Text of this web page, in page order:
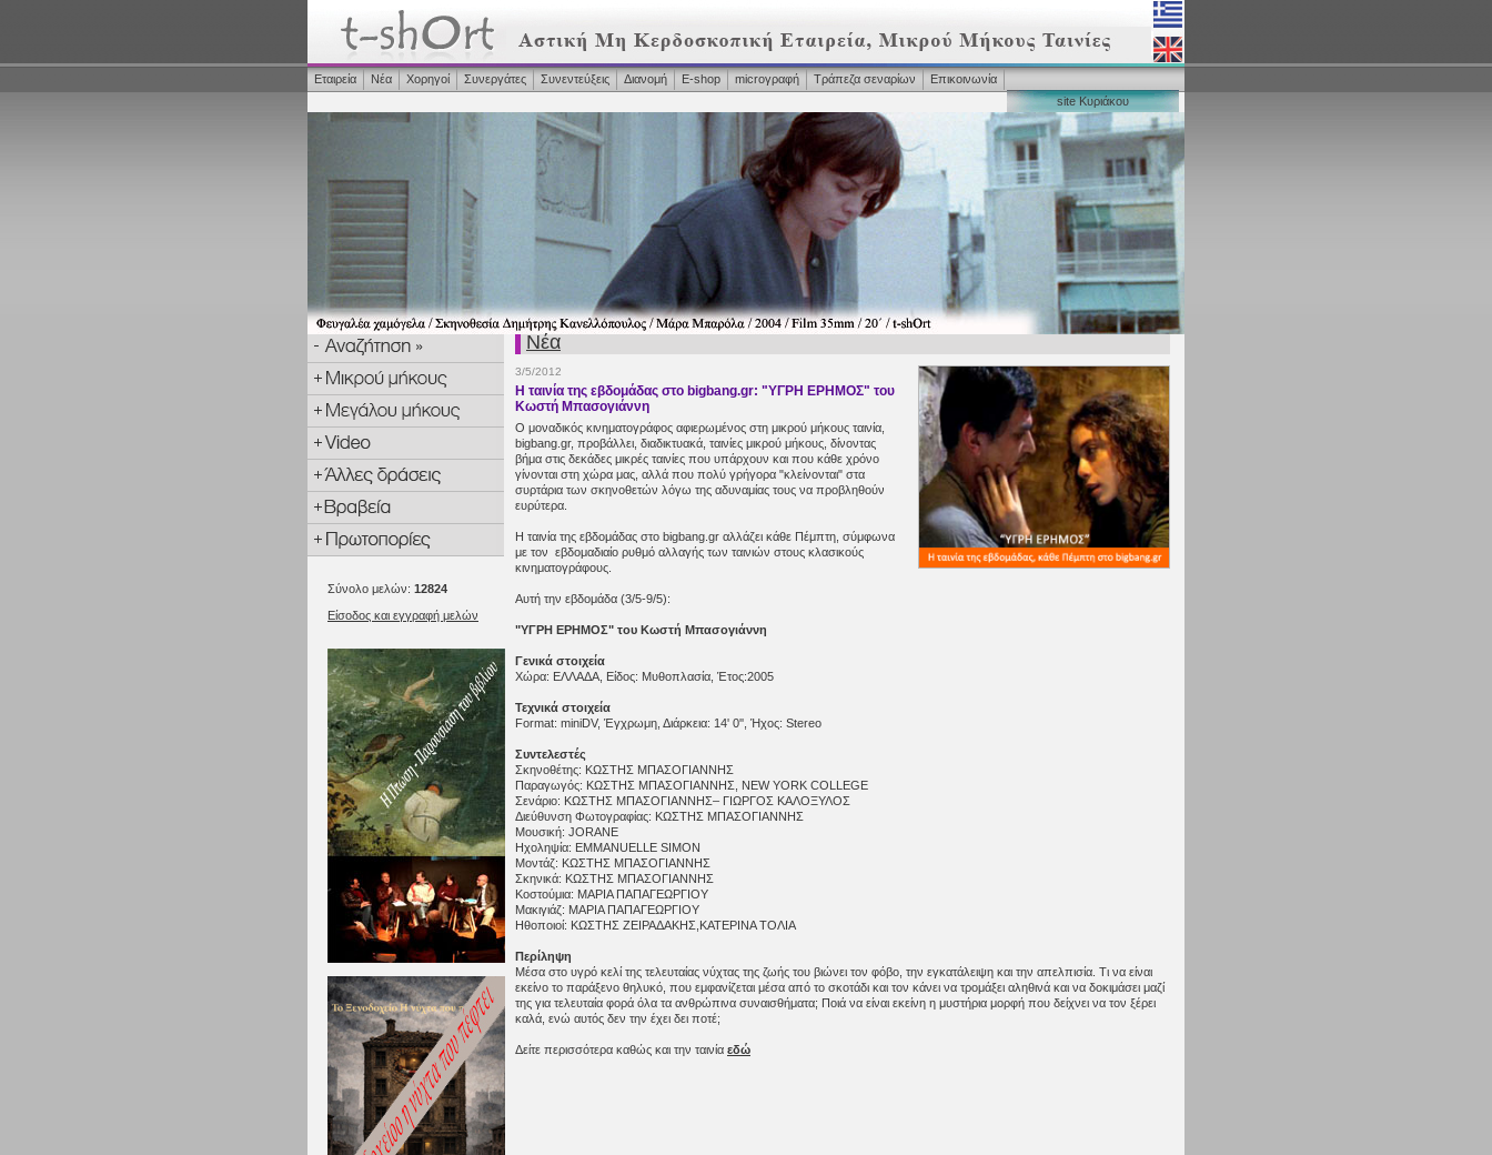
Εταιρεία Νέα Χορηγοί Συνεργάτες Συνεντεύξεις Διανομή Ε-shop microγραφή Τράπεζα σεναρίων
Επικοινωνία
site Κυριάκου
Σύνολο μελών: 12824
Είσοδος και εγγραφή μελών
Νέα
3/5/2012
Η ταινία της εβδομάδας στο bigbang.gr: "ΥΓΡΗ ΕΡΗΜΟΣ" του
Κωστή Μπασογιάννη
Ο μοναδικός κινηματογράφος αφιερωμένος στη μικρού μήκους ταινία,
bigbang.gr, προβάλλει, διαδικτυακά, ταινίες μικρού μήκους, δίνοντας
βήμα στις δεκάδες μικρές ταινίες που υπάρχουν και που κάθε χρόνο
γίνονται στη χώρα μας, αλλά που πολύ γρήγορα "κλείνονται" στα
συρτάρια των σκηνοθετών λόγω της αδυναμίας τους να προβληθούν
ευρύτερα.
Η ταινία της εβδομάδας στο bigbang.gr αλλάζει κάθε Πέμπτη, σύμφωνα
με τον εβδομαδιαίο ρυθμό αλλαγής των ταινιών στους κλασικούς
κινηματογράφους.
Αυτή την εβδομάδα (3/5-9/5):
"ΥΓΡΗ ΕΡΗΜΟΣ" του Κωστή Μπασογιάννη
Γενικά στοιχεία
Xώρα: ΕΛΛΑΔΑ, Είδος: Μυθοπλασία, Έτος:2005
Τεχνικά στοιχεία
Format: miniDV, Έγχρωμη, Διάρκεια: 14' 0'', Ήχος: Stereo
Συντελεστές
Σκηνοθέτης: ΚΩΣΤΗΣ ΜΠΑΣΟΓΙΑΝΝΗΣ
Παραγωγός: ΚΩΣΤΗΣ ΜΠΑΣΟΓΙΑΝΝΗΣ, NEW YORK COLLEGE
Σενάριο: ΚΩΣΤΗΣ ΜΠΑΣΟΓΙΑΝΝΗΣ– ΓΙΩΡΓΟΣ ΚΑΛΟΞΥΛΟΣ
Διεύθυνση Φωτογραφίας: ΚΩΣΤΗΣ ΜΠΑΣΟΓΙΑΝΝΗΣ
Μουσική: JORANE
Ηχοληψία: EMMANUELLE SIMON
Μοντάζ: ΚΩΣΤΗΣ ΜΠΑΣΟΓΙΑΝΝΗΣ
Σκηνικά: ΚΩΣΤΗΣ ΜΠΑΣΟΓΙΑΝΝΗΣ
Κοστούμια: ΜΑΡΙΑ ΠΑΠΑΓΕΩΡΓΙΟΥ
Μακιγιάζ: ΜΑΡΙΑ ΠΑΠΑΓΕΩΡΓΙΟΥ
Ηθοποιοί: ΚΩΣΤΗΣ ΖΕΙΡΑΔΑΚΗΣ,ΚΑΤΕΡΙΝΑ ΤΟΛΙΑ
Περίληψη
Μέσα στο υγρό κελί της τελευταίας νύχτας της ζωής του βιώνει τον φόβο, την εγκατάλειψη και την απελπισία. Τι να είναι
εκείνο το παράξενο θηλυκό, που εμφανίζεται μέσα από το σκοτάδι και τον κάνει να τρομάξει αληθινά και να δοκιμάσει μαζί
της για τελευταία φορά όλα τα ανθρώπινα συναισθήματα; Ποιά να είναι εκείνη η μυστήρια μορφή που δείχνει να τον ξέρει
καλά, ενώ αυτός δεν την έχει δει ποτέ;
Δείτε περισσότερα καθώς και την ταινία εδώ